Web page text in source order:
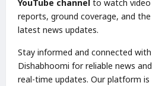
YouTube channel to watch video
reports, ground coverage, and the
latest news updates.
Stay informed and connected with
Dishabhoomi for reliable news and
real-time updates. Our platform is